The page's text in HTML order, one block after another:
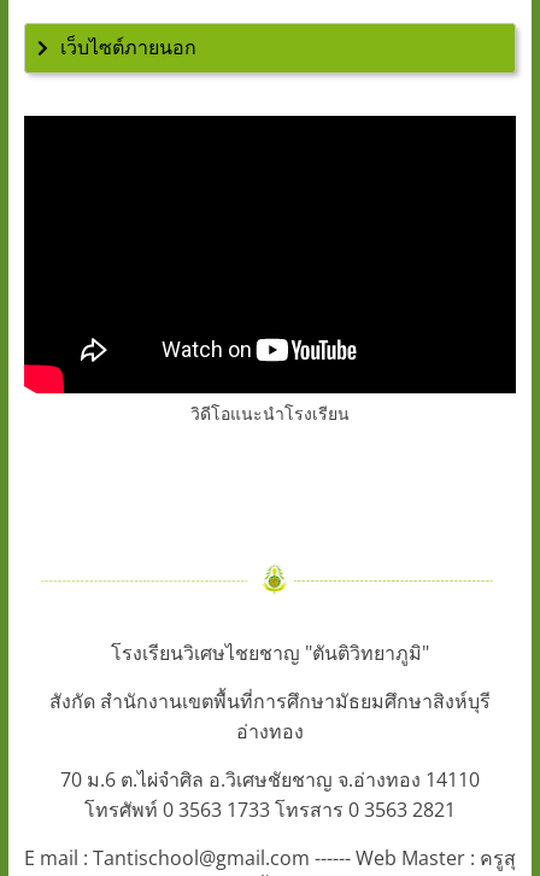
เว็บไซต์ภายนอก
วิดีโอแนะนำโรงเรียน
โรงเรียนวิเศษไชยชาญ "ตันติวิทยาภูมิ"
สังกัด สำนักงานเขตพื้นที่การศึกษามัธยมศึกษาสิงห์บุรี
อ่างทอง
70 ม.6 ต.ไผ่จำศิล อ.วิเศษชัยชาญ จ.อ่างทอง 14110
โทรศัพท์ 0 3563 1733 โทรสาร 0 3563 2821
E mail : Tantischool@gmail.com ------ Web Master : ครูสุ